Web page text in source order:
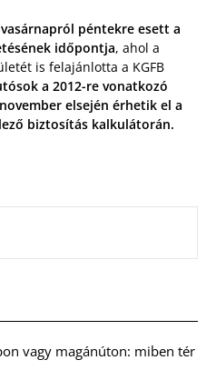
vasárnapról péntekre esett a
időpontja, ahol a
is felajánlotta a KGFB
a 2012-re vonatkozó
elsején érhetik el a
biztosítás kalkulátorán.
vagy magánúton: miben tér